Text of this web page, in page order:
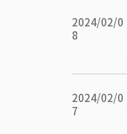
2024/02/0
8
2024/02/0
7